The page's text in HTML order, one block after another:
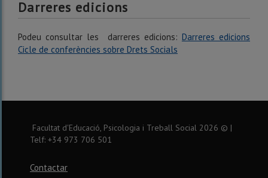
Darreres edicions
Podeu consultar les darreres edicions: Darreres edicions
Cicle de conferències sobre Drets Socials
Facultat d'Educació, Psicologia i Treball Social 2026 © |
Telf: +34 973 706 501
Contactar